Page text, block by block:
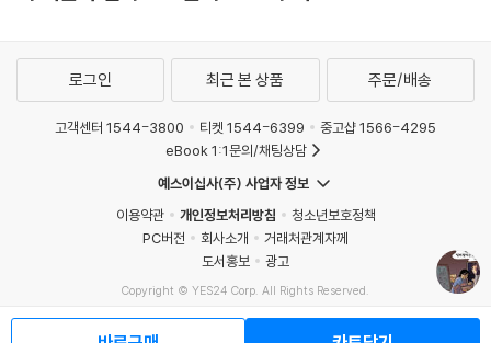
라 청소년들도 부담 없이 읽을 수 있는 열린 책으로 완성된 것이다. 우리 역
을 주기보다 친근하고 다정하게 나혜석의 이야기에 다가설 수 있게 해주는
이 책을 통해 나혜석은 다시, 책장을 넘기는 우리 앞에 살아 있는 얼굴로 돌
나는 화가로서의 나혜석의 삶을 만화로 그리겠다는 소망을 마음 한 구석에
간직하고 있었다. 그에게 최초라는 수식어가 여럿 붙어 있지만 무엇보다
내게는 우리나라 최초의 여성 만화가였다. 선배 작가에게 헌정하는 만화를
그리고 싶었다. (…) 앞서 두번의 작업이 있었지만 이번은 오로지 나혜석에
집중할 수 있던 시간이었다. 나 스스로 나혜석이 삶을 마무리하는 나이를
로그인 최근 본 상품 주문/배송
고객센터 1544-3800 티켓 1544-6399
중고샵 1566-4295
eBook 1:1문의/채팅상담
예스이십사(주) 사업자 정보
이용약관
개인정보처리방침
청소년보호정책
PC버전
회사소개
거래처관계자께
도서홍보
광고
Copyright © YES24 Corp. All Rights Reserved.